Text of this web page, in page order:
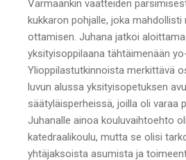
Varmaankin vaatteiden
kukkaron pohjalle, joka mahdollisti
ottamisen. Juhana jatkoi
yksityisoppilaana tähtäimenään
Ylioppilastutkinnoista merkittävä
luvun alussa yksityisopetuksen
säätyläisperheissä, joilla oli varaa
Juhanalle ainoa kouluvaihtoehto
katedraalikoulu, mutta se olisi
yhtäjaksoista asumista ja